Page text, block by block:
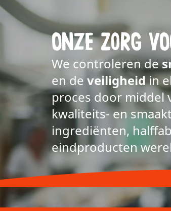
Onze zorg
We controleren de
en de veiligheidin
proces door middel
kwaliteits- en
ingrediënten,
eindproducten